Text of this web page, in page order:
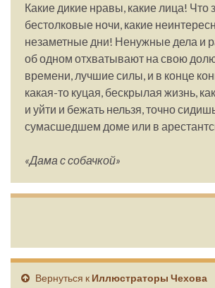
Какие дикие нравы, какие лица! Что
бестолковые ночи, какие
незаметные дни! Ненужные дела и
об одном отхватывают на свою
времени, лучшие силы, и в конце
какая-то куцая, бескрылая жизнь,
и уйти и бежать нельзя, точно
сумасшедшем доме или в
«Дама с собачкой»
Вернуться к Иллюстраторы Чехова